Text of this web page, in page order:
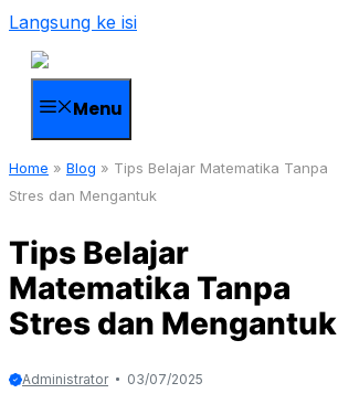
Langsung ke isi
Menu
Home » Blog » Tips Belajar Matematika Tanpa
Stres dan Mengantuk
Tips Belajar
Matematika Tanpa
Stres dan Mengantuk
Administrator 03/07/2025